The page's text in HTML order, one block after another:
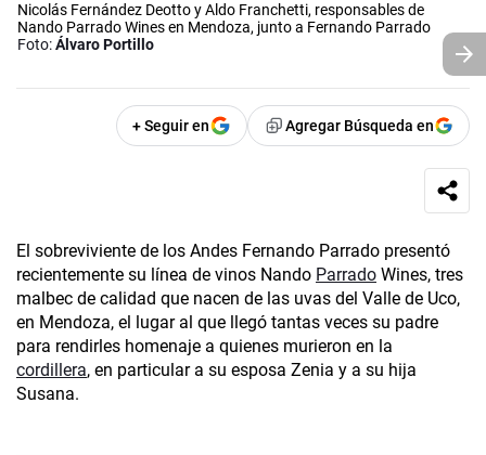
Nicolás Fernández Deotto y Aldo Franchetti, responsables de
Nando Parrado Wines en Mendoza, junto a Fernando Parrado
Foto:Álvaro Portillo
+ Seguir en Agregar Búsqueda en
El sobreviviente de los Andes Fernando Parrado­ presentó
recientemente su línea de vinos Nando Parrado Wines, tres
malbec de calidad que nacen de las uvas del Valle de Uco,
en Mendoza, el lugar al que llegó tantas veces su padre
para rendirles homenaje a quienes murieron en la
cordillera, en particular a su esposa Zenia y a su hija
Susana.